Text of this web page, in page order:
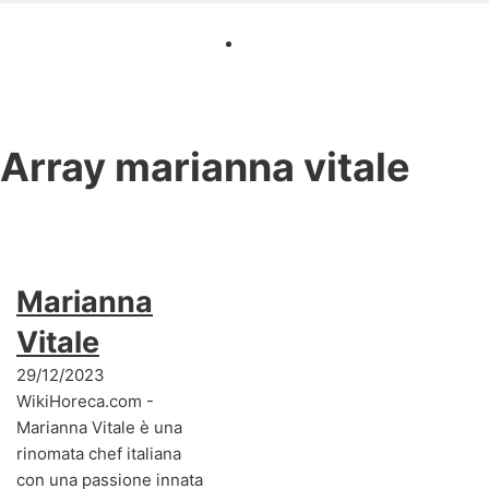
Array marianna vitale
Marianna
Vitale
29/12/2023
WikiHoreca.com -
Marianna Vitale è una
rinomata chef italiana
con una passione innata